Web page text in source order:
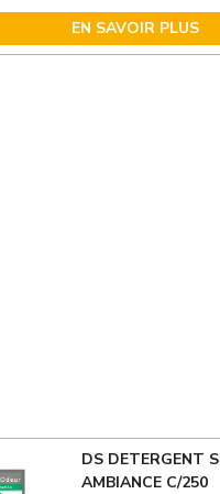
EN SAVOIR PLUS
DS DETERGENT
AMBIANCE C/250